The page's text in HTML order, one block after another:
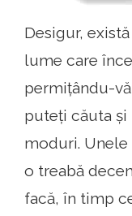
Desigur,
lume care
permițându-
puteți căuta
moduri.
o treabă
facă, în timp